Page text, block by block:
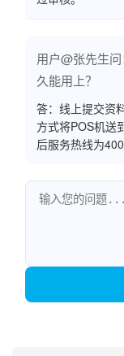
用户@张先生
久能用上？
答：线上提交资
方式将POS机送
后服务热线为